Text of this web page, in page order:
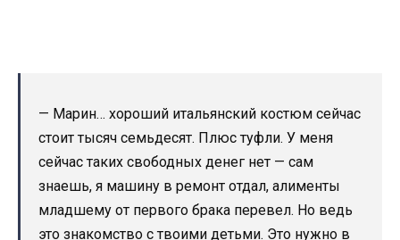
— Марин… хороший итальянский костюм сейчас
стоит тысяч семьдесят. Плюс туфли. У меня
сейчас таких свободных денег нет — сам
знаешь, я машину в ремонт отдал, алименты
младшему от первого брака перевел. Но ведь
это знакомство с твоими детьми. Это нужно в